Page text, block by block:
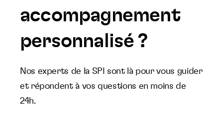
accompagnement
personnalisé ?
Nos experts de la SPI sont là pour vous guider
et répondent à vos questions en moins de
24h.